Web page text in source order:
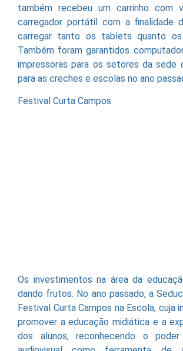
também recebeu um carrinho com
carregador portátil com a finalidade
carregar tanto os tablets quanto os
Também foram garantidos
impressoras para os setores da sede
para as creches e escolas no ano
Festival Curta Campos
Os investimentos na área da
dando frutos. No ano passado, a
Festival Curta Campos na Escola, cuja
promover a educação midiática e a
dos alunos, reconhecendo o